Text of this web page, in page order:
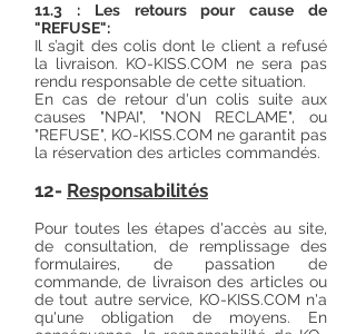
11.3 : Les retours pour cause de
"REFUSE":
Il s’agit des colis dont le client a refusé
la livraison. KO-KISS.COM ne sera pas
rendu responsable de cette situation.
En cas de retour d'un colis suite aux
causes "NPAI", "NON RECLAME", ou
"REFUSE", KO-KISS.COM ne garantit pas
la réservation des articles commandés.
12- Responsabilités
Pour toutes les étapes d'accès au site,
de consultation, de remplissage des
formulaires, de passation de
commande, de livraison des articles ou
de tout autre service, KO-KISS.COM n'a
qu'une obligation de moyens. En